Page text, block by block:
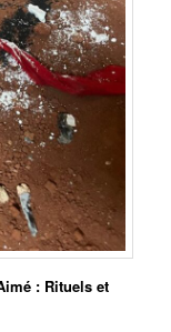
: Rituels et